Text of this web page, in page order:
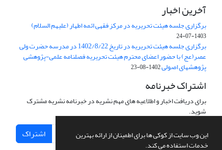
این وب سایت از کوکی ها برای اطمینان از ارائه بهترین
خدمات استفاده می کند.
آخرین اخبار
برگزاری جلسه هیئت تحریریه در مرکز فقهی ائمه اطهار (علیهم السلام)
1403-07-24
برگزاری جلسه هیئت تحریریه در تاریخ 1402/8/22 در مدرسه حضرت ولی
عصر(عج) با حضور اعضای محترم هیئت تحریریه فصلنامه علمی-پژوهشی
پژوهشهای اصولی1402-08-23
اشتراک خبرنامه
برای دریافت اخبار و اطلاعیه های مهم نشریه در خبرنامه نشریه مشترک
شوید.
اشتراک